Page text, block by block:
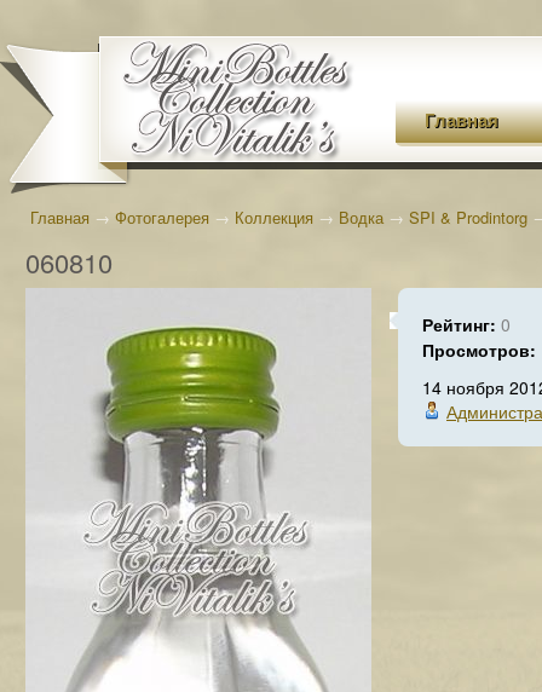
Главная
Главная → Фотогалерея → Коллекция → Водка→ SPI & Prodintorg
060810
Рейтинг: 0
Просмотров:
14 ноября